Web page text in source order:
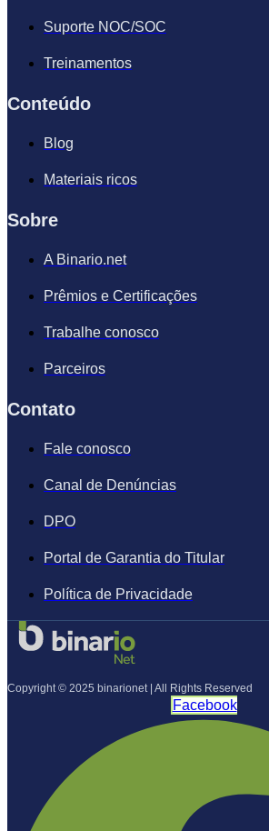
Suporte NOC/SOC
Treinamentos
Conteúdo
Blog
Materiais ricos
Sobre
A Binario.net
Prêmios e Certificações
Trabalhe conosco
Parceiros
Contato
Fale conosco
Canal de Denúncias
DPO
Portal de Garantia do Titular
Política de Privacidade
Copyright © 2025 binarionet | All Rights Reserved
Facebook